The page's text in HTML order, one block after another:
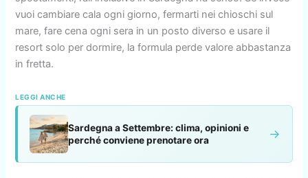
vuoi cambiare cala ogni giorno, fermarti nei chioschi sul
mare, fare cena ogni sera in un posto diverso e usare il
resort solo per dormire, la formula perde valore abbastanza
in fretta.
LEGGI ANCHE
Sardegna a Settembre: clima, opinioni e
perché conviene prenotare ora
→